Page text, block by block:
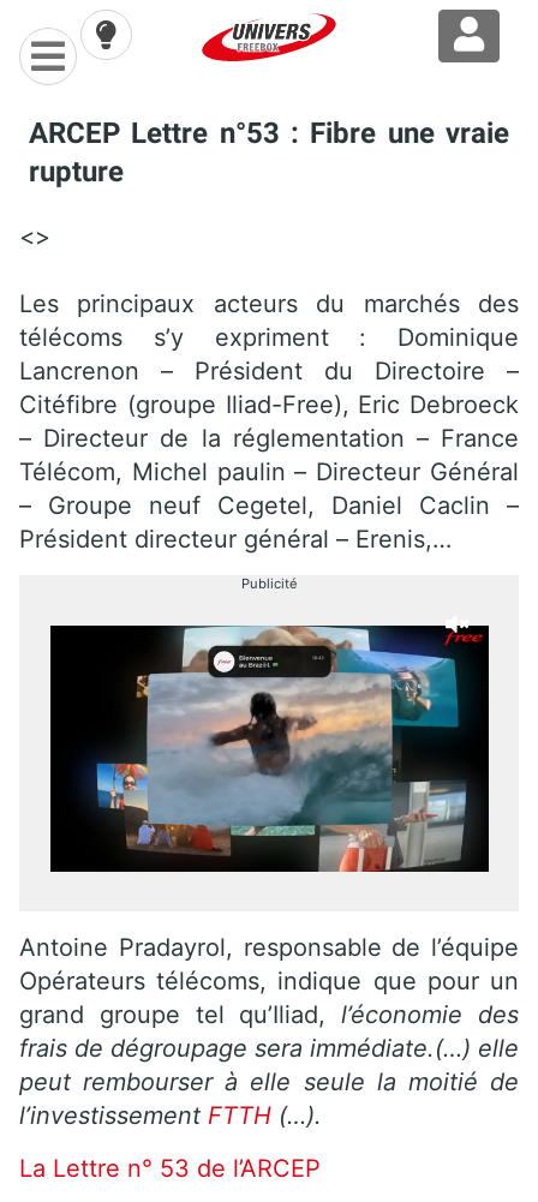
ARCEP Lettre n°53 : Fibre une vraie
rupture
<>
Les principaux acteurs du marchés des
télécoms s’y expriment : Dominique
Lancrenon – Président du Directoire –
Citéfibre (groupe Iliad-Free), Eric Debroeck
– Directeur de la réglementation – France
Télécom, Michel paulin – Directeur Général
– Groupe neuf Cegetel, Daniel Caclin –
Président directeur général – Erenis,…
Publicité
Antoine Pradayrol, responsable de l’équipe
Opérateurs télécoms, indique que pour un
grand groupe tel qu’Iliad,l’économie des
frais de dégroupage sera immédiate.(…) elle
peut rembourser à elle seule la moitié de
l’investissement FTTH (…).
La Lettre n° 53 de l’ARCEP